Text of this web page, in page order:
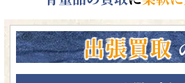
出張買取